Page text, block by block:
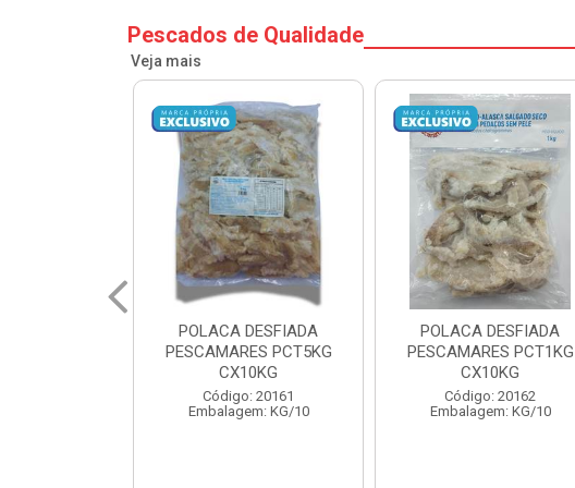
Pescados de Qualidade
Veja mais
POLACA DESFIADA
PESCAMARES PCT1KG
CX10KG
Código: 20162
Embalagem: KG/10
POSTA CORVINA PACOTE
1KG PESCAMARES CX
15KG
Código: 22469
Embalagem: KG/15